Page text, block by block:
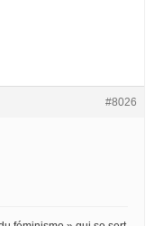
#8026